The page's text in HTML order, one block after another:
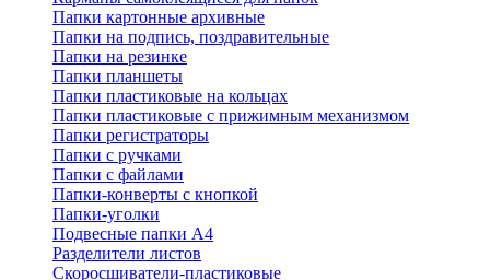
Папки картонные архивные
Папки на подпись, поздравительные
Папки на резинке
Папки планшеты
Папки пластиковые на кольцах
Папки пластиковые с прижимным механизмом
Папки регистраторы
Папки с ручками
Папки с файлами
Папки-конверты с кнопкой
Папки-уголки
Подвесные папки А4
Разделители листов
Скоросшиватели-пластиковые